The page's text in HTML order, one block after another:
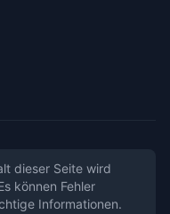
dieser Seite wird
können Fehler
Informationen.